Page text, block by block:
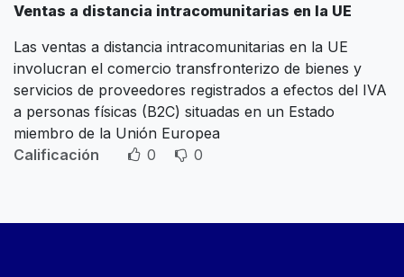
Ventas a distancia intracomunitarias en la UE
Las ventas a distancia intracomunitarias en la UE
involucran el comercio transfronterizo de bienes y
servicios de proveedores registrados a efectos del IVA
a personas físicas (B2C) situadas en un Estado
miembro de la Unión Europea
Calificación
0 0